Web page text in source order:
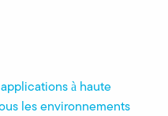
à haute
les environnements